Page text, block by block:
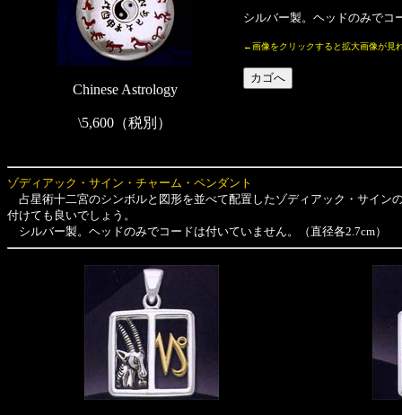
Chinese Astrology
\5,600（税別）
シルバー製。ヘッドのみでコ
←画像をクリックすると拡大画像が見
ゾディアック・サイン・チャーム・ペンダント
占星術十二宮のシンボルと図形を並べて配置したゾディアック・サイン
付けても良いでしょう。
シルバー製。ヘッドのみでコードは付いていません。（直径各2.7cm）